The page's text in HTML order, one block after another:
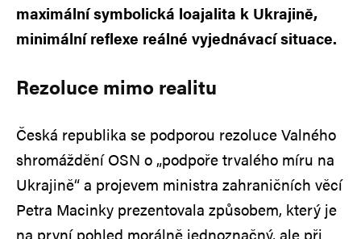
maximální symbolická loajalita k Ukrajině,
minimální reflexe reálné vyjednávací situace.
Rezoluce mimo realitu
Česká republika se podporou rezoluce Valného
shromáždění OSN o „podpoře trvalého míru na
Ukrajině“ a projevem ministra zahraničních věcí
Petra Macinky prezentovala způsobem, který je
na první pohled morálně jednoznačný, ale při